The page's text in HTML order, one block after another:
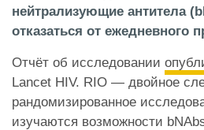
нейтрализующие антитела
отказаться от ежедневного
Отчёт об исследовании
Lancet HIV. RIO — двойное
рандомизированное
изучаются возможности